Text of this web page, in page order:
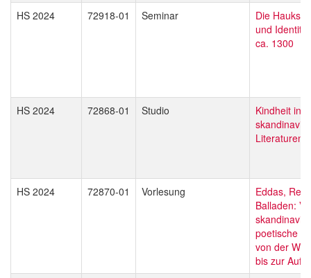
HS 2024
72918-01 Seminar
Die
und
ca. 1300
HS 2024 72868-01 Studio
Kindheit in
Literaturen
HS 2024 72870-01 Vorlesung
Eddas,
Balladen:
poetische
von der
bis zur